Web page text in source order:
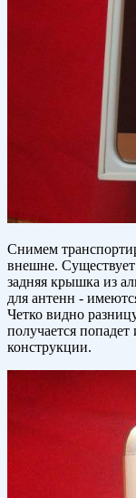
Снимем
внешне. Существует
задняя крышка из
для антенн -
Четко видно
получается
конструкции.